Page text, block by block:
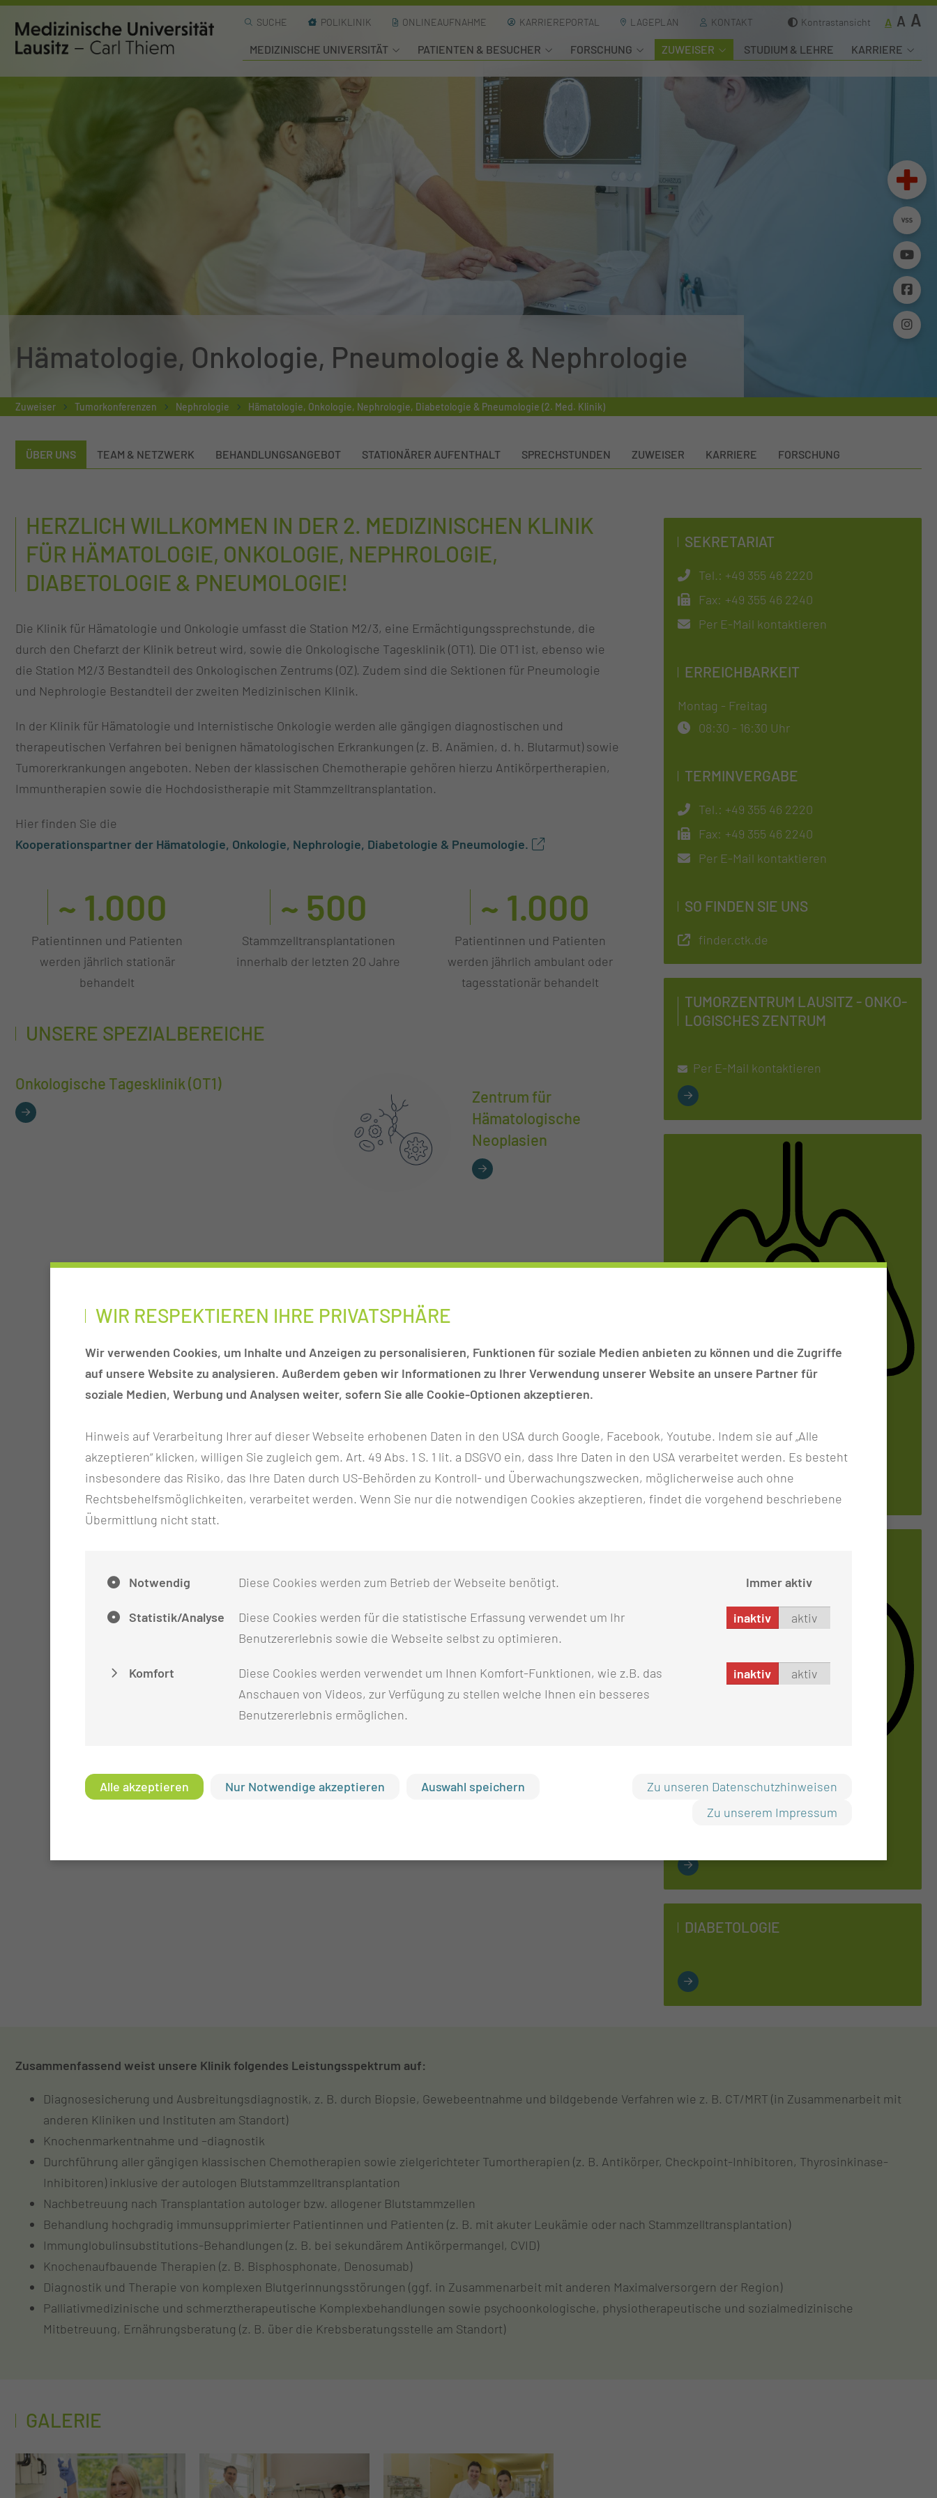
SUCHE POLIKLINIK ONLINEAUFNAHME KARRIEREPORTAL LAGEPLAN KONTAKT Kontrastansicht A A A
MEDIZINISCHE UNIVERSITÄT PATIENTEN & BESUCHER FORSCHUNG ZUWEISER STUDIUM & LEHRE KARRIERE
Hämatologie, Onkologie, Pneumologie & Nephrologie
Zuweiser Tumorkonferenzen Nephrologie Hämatologie, Onkologie, Nephrologie, Diabetologie & Pneumologie (2. Med. Klinik)
ÜBER UNS TEAM & NETZWERK BEHANDLUNGSANGEBOT STATIONÄRER AUFENTHALT SPRECHSTUNDEN ZUWEISER KARRIERE FORSCHUNG
SEKRETARIAT
Tel.: +49 355 46 2220
Fax: +49 355 46 2240
Per E-Mail kontaktieren
ERREICHBARKEIT
Montag - Freitag
08:30 - 16:30 Uhr
TERMINVERGABE
Tel.: +49 355 46 2220
Fax: +49 355 46 2240
Per E-Mail kontaktieren
SO FINDEN SIE UNS
finder.ctk.de
TU­MOR­ZEN­TRUM LAU­SITZ - ON­KO­
LO­GI­SCHES ZEN­TRUM
Per E-Mail kontaktieren
Tel.:+49 355 46 4115
NE­PHROLO­GIE
DIA­BE­TO­LO­GIE
HERZLICH WILLKOMMEN IN DER 2. MEDIZINISCHEN KLINIK
FÜR HÄMATOLOGIE, ONKOLOGIE, NEPHROLOGIE,
DIABETOLOGIE & PNEUMOLOGIE!
Die Klinik für Hämatologie und Onkologie umfasst die Station M2/3, eine Ermächtigungssprechstunde, die
durch den Chefarzt der Klinik betreut wird, sowie die Onkologische Tagesklinik (OT1). Die OT1 ist, ebenso wie
die Station M2/3 Bestandteil des Onkologischen Zentrums (OZ). Zudem sind die Sektionen für Pneumologie
und Nephrologie Bestandteil der zweiten Medizinischen Klinik.
In der Klinik für Hämatologie und Internistische Onkologie werden alle gängigen diagnostischen und
therapeutischen Verfahren bei benignen hämatologischen Erkrankungen (z. B. Anämien, d. h. Blutarmut) sowie
Tumorerkrankungen angeboten. Neben der klassischen Chemotherapie gehören hierzu Antikörpertherapien,
Immuntherapien sowie die Hochdosistherapie mit Stammzelltransplantation.
Hier finden Sie die
Kooperationspartner der Hämatologie, Onkologie, Nephrologie, Diabetologie & Pneumologie.
~ 1.000
Patientinnen und Patienten
werden jährlich stationär
behandelt
~ 500
Stammzelltransplantationen
innerhalb der letzten 20 Jahre
~ 1.000
Patientinnen und Patienten
werden jährlich ambulant oder
tagesstationär behandelt
UNSERE SPEZIALBEREICHE
Onkologische Tagesklinik (OT1)
Zentrum für
Hämatologische
Neoplasien
Zusammenfassend weist unsere Klinik folgendes Leistungsspektrum auf:
Diagnosesicherung und Ausbreitungsdiagnostik, z. B. durch Biopsie, Gewebeentnahme und bildgebende Verfahren wie z. B. CT/MRT (in Zusammenarbeit mit
anderen Kliniken und Instituten am Standort)
Knochenmarkentnahme und –diagnostik
Durchführung aller gängigen klassischen Chemotherapien sowie zielgerichteter Tumortherapien (z. B. Antikörper, Checkpoint-Inhibitoren, Thyrosinkinase-
Inhibitoren) inklusive der autologen Blutstammzelltransplantation
Nachbetreuung nach Transplantation autologer bzw. allogener Blutstammzellen
Behandlung hochgradig immunsupprimierter Patientinnen und Patienten (z. B. mit akuter Leukämie oder nach Stammzelltransplantation)
Immunglobulinsubstitutions-Behandlungen (z. B. bei sekundärem Antikörpermangel, CVID)
Knochenaufbauende Therapien (z. B. Bisphosphonate, Denosumab)
Diagnostik und Therapie von komplexen Blutgerinnungsstörungen (ggf. in Zusammenarbeit mit anderen Maximalversorgern der Region)
Palliativmedizinische und schmerztherapeutische Komplexbehandlungen sowie psychoonkologische, physiotherapeutische und sozialmedizinische
Mitbetreuung, Ernährungsberatung (z. B. über die Krebsberatungsstelle am Standort)
GALERIE
WIR RESPEKTIEREN IHRE PRIVATSPHÄRE
Wir verwenden Cookies, um Inhalte und Anzeigen zu personalisieren, Funktionen für soziale Medien anbieten zu können und die Zugriffe
auf unsere Website zu analysieren. Außerdem geben wir Informationen zu Ihrer Verwendung unserer Website an unsere Partner für
soziale Medien, Werbung und Analysen weiter, sofern Sie alle Cookie-Optionen akzeptieren.
Hinweis auf Verarbeitung Ihrer auf dieser Webseite erhobenen Daten in den USA durch Google, Facebook, Youtube. Indem sie auf „Alle
akzeptieren“ klicken, willigen Sie zugleich gem. Art. 49 Abs. 1 S. 1 lit. a DSGVO ein, dass Ihre Daten in den USA verarbeitet werden. Es besteht
insbesondere das Risiko, das Ihre Daten durch US-Behörden zu Kontroll- und Überwachungszwecken, möglicherweise auch ohne
Rechtsbehelfsmöglichkeiten, verarbeitet werden. Wenn Sie nur die notwendigen Cookies akzeptieren, findet die vorgehend beschriebene
Übermittlung nicht statt.
Notwendig Diese Cookies werden zum Betrieb der Webseite benötigt. Immer aktiv
Statistik/Analyse
Diese Cookies werden für die statistische Erfassung verwendet um Ihr
Benutzererlebnis sowie die Webseite selbst zu optimieren.
inaktiv aktiv
Komfort
Diese Cookies werden verwendet um Ihnen Komfort-Funktionen, wie z.B. das
Anschauen von Videos, zur Verfügung zu stellen welche Ihnen ein besseres
Benutzererlebnis ermöglichen.
inaktiv aktiv
Alle akzeptieren Nur Notwendige akzeptieren Auswahl speichern
Zu unseren Datenschutzhinweisen
Zu unserem Impressum